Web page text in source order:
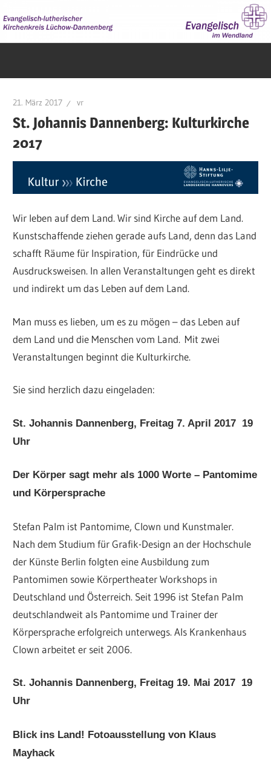
Inhalt
springen
21. März 2017 vr
St. Johannis Dannenberg: Kulturkirche
2017
Wir leben auf dem Land. Wir sind Kirche auf dem Land.
Kunstschaffende ziehen gerade aufs Land, denn das Land
schafft Räume für Inspiration, für Eindrücke und
Ausdrucksweisen. In allen Veranstaltungen geht es direkt
und indirekt um das Leben auf dem Land.
Man muss es lieben, um es zu mögen – das Leben auf
dem Land und die Menschen vom Land. Mit zwei
Veranstaltungen beginnt die Kulturkirche.
Sie sind herzlich dazu eingeladen:
St. Johannis Dannenberg, Freitag 7. April 2017 19
Uhr
Der Körper sagt mehr als 1000 Worte – Pantomime
und Körpersprache
Stefan Palm ist Pantomime, Clown und Kunstmaler.
Nach dem Studium für Grafik-Design an der Hochschule
der Künste Berlin folgten eine Ausbildung zum
Pantomimen sowie Körpertheater Workshops in
Deutschland und Österreich. Seit 1996 ist Stefan Palm
deutschlandweit als Pantomime und Trainer der
Körpersprache erfolgreich unterwegs. Als Krankenhaus
Clown arbeitet er seit 2006.
St. Johannis Dannenberg, Freitag 19. Mai 2017 19
Uhr
Blick ins Land! Fotoausstellung von Klaus
Mayhack